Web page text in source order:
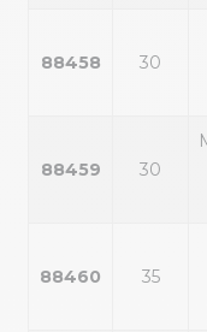
88458 30
88459 30
88460 35